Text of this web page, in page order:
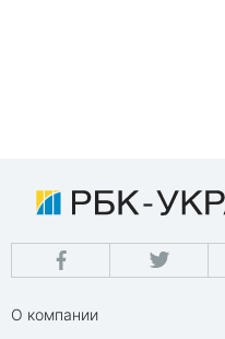
О компании